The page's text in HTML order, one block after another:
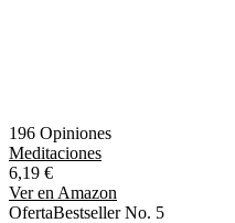
196 Opiniones
Meditaciones
6,19 €
Ver en Amazon
OfertaBestseller No. 5